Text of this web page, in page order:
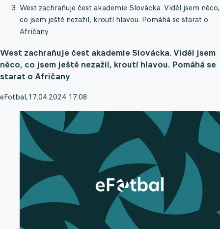
West zachraňuje čest akademie Slovácka. Viděl jsem něco,
co jsem ještě nezažil, kroutí hlavou. Pomáhá se starat o
Afričany
West zachraňuje čest akademie Slovácka. Viděl jsem
něco, co jsem ještě nezažil, kroutí hlavou. Pomáhá se
starat o Afričany
eFotbal,17.04.2024 17:08